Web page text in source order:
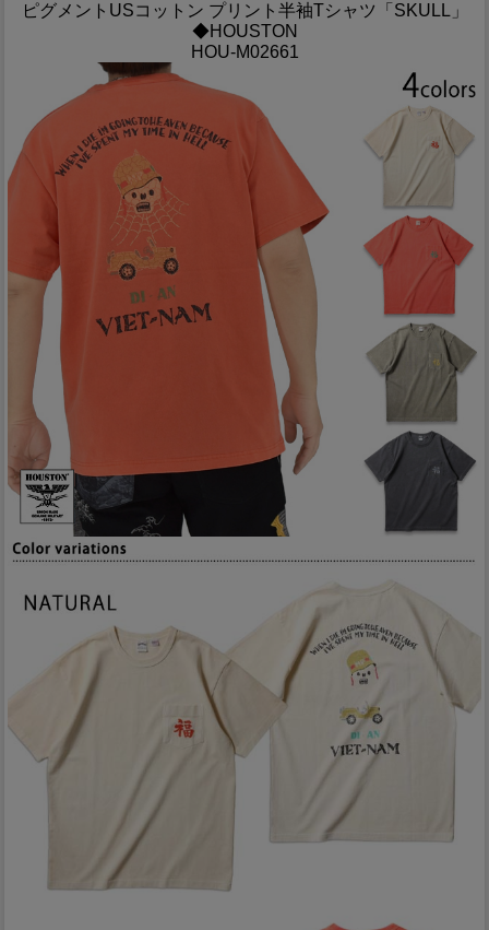
ピグメントUSコットン プリント半袖Tシャツ「SKULL」
◆HOUSTON
HOU-M02661